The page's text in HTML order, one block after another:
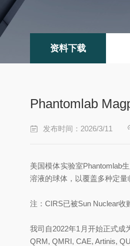
资料下载
Phantomlab
发布时间：2026/3/11
美国模体实验室Phantomlab
溶液的球体，以覆盖多种定
注：CIRS已被Sun Nuclear收
我司自2022年1月开始正式成
QRM, QMRI, CAE, Artinis,